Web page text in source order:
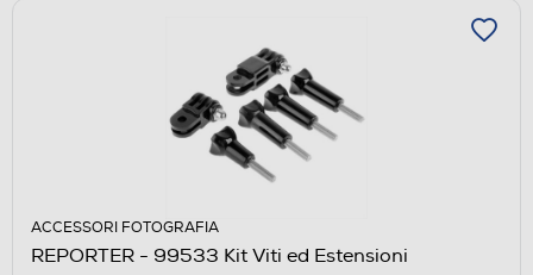
ACCESSORI FOTOGRAFIA
REPORTER - 99533 Kit Viti ed Estensioni